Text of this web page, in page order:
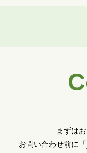
まずは
お問い合わせ前に「